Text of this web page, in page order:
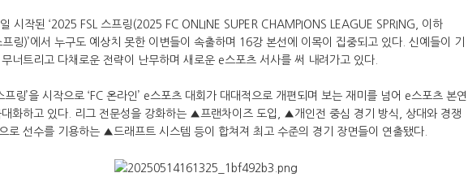
시작된 ‘2025 FSL 스프링(2025 FC ONLINE SUPER CHAMPIONS LEAGUE SPRING, 이하
링)’에서 누구도 예상치 못한 이변들이 속출하며 16강 본선에 이목이 집중되고 있다. 신예들이 기
너트리고 다채로운 전략이 난무하며 새로운 e스포츠 서사를 써 내려가고 있다.
프링’을 시작으로 ‘FC 온라인’ e스포츠 대회가 대대적으로 개편되며 보는 재미를 넘어 e스포츠 본연
화하고 있다. 리그 전문성을 강화하는 ▲프랜차이즈 도입, ▲개인전 중심 경기 방식, 상대와 경쟁
로 선수를 기용하는 ▲드래프트 시스템 등이 합쳐져 최고 수준의 경기 장면들이 연출됐다.